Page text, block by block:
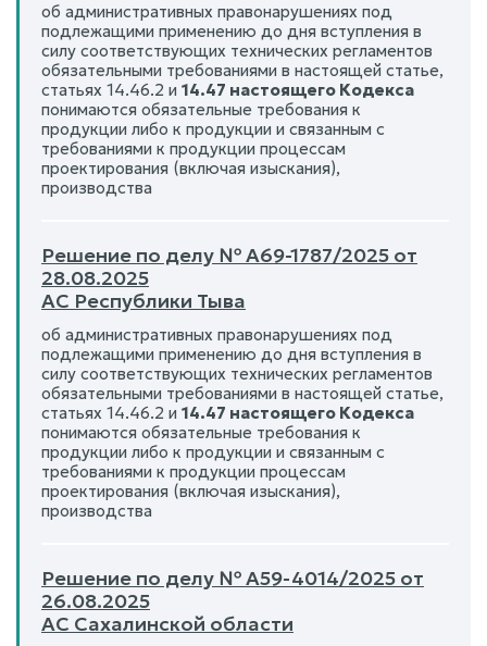
об административных правонарушениях под
подлежащими применению до дня вступления в
силу соответствующих технических регламентов
обязательными требованиями в настоящей статье,
статьях 14.46.2 и 14.47 настоящего Кодекса
понимаются обязательные требования к
продукции либо к продукции и связанным с
требованиями к продукции процессам
проектирования (включая изыскания),
производства
Решение по делу № А69-1787/2025 от
28.08.2025
АС Республики Тыва
об административных правонарушениях под
подлежащими применению до дня вступления в
силу соответствующих технических регламентов
обязательными требованиями в настоящей статье,
статьях 14.46.2 и 14.47 настоящего Кодекса
понимаются обязательные требования к
продукции либо к продукции и связанным с
требованиями к продукции процессам
проектирования (включая изыскания),
производства
Решение по делу № А59-4014/2025 от
26.08.2025
АС Сахалинской области